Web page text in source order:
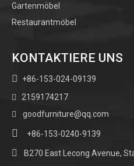
Gartenmöbel
Restaurantmöbel
KONTAKTIERE UNS
 +86-153-024-09139
 2159174217
 goodfurniture@qq.com
 +86-153-0240-9139

B270 East Lecong Avenue,